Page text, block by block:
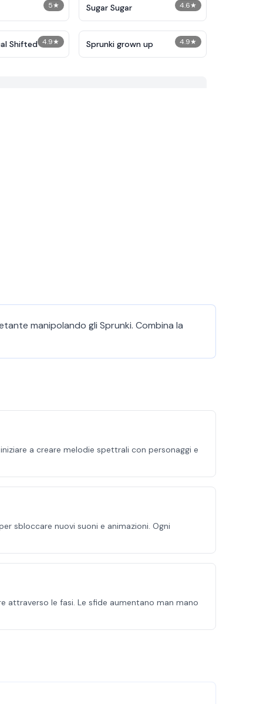
5★ 4.6★
Sugar Sugar
4.9★
Shifted 4.9★
Sprunki grown up
manipolando gli Sprunki. Combina la
a creare melodie spettrali con personaggi e
sbloccare nuovi suoni e animazioni. Ogni
attraverso le fasi. Le sfide aumentano man mano